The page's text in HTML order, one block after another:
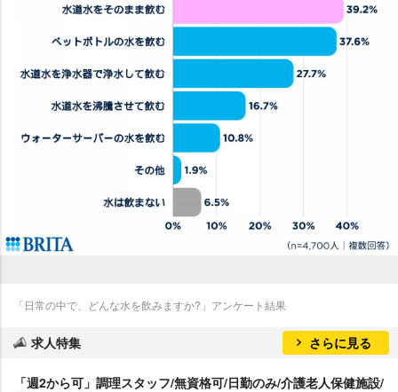
「日常の中で、どんな水を飲みますか?」アンケート結果
求人特集 さらに見る
「週2から可」調理スタッフ/無資格可/日勤のみ/介護老人保健施設/